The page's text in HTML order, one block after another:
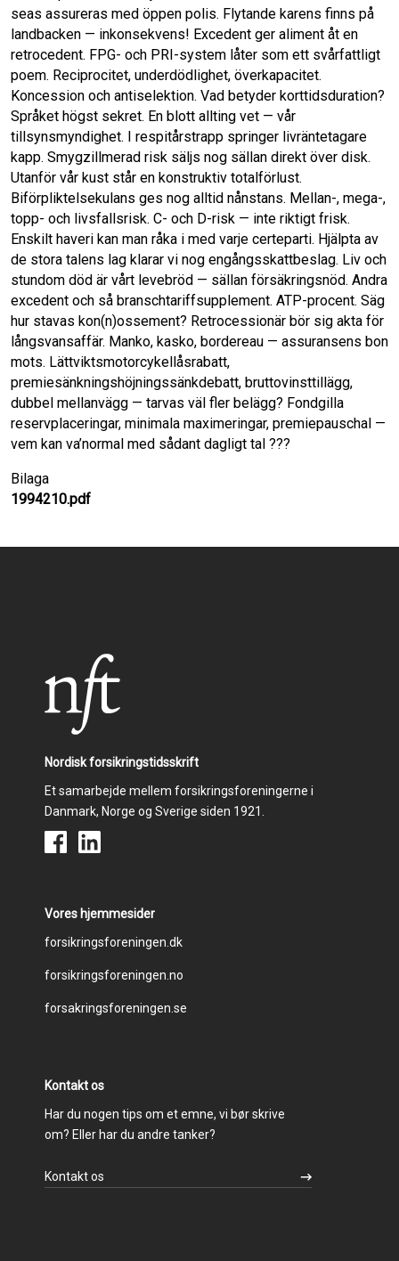
Bilaga
1994210.pdf
Nordisk forsikringstidsskrift
Et samarbejde mellem forsikringsforeningerne i
Danmark, Norge og Sverige siden 1921.
Vores hjemmesider
Footer
menu
forsikringsforeningen.dk
forsikringsforeningen.no
forsakringsforeningen.se
Kontakt os
Har du nogen tips om et emne, vi bør skrive
om? Eller har du andre tanker?
Kontakt os